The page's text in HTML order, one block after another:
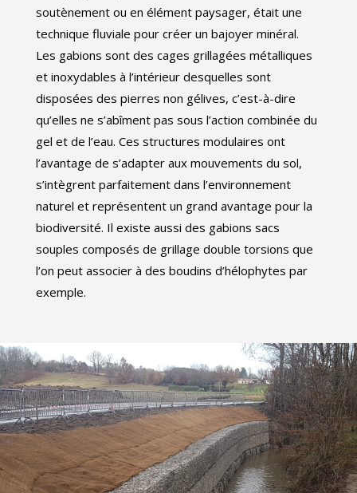
soutènement ou en élément paysager, était une
technique fluviale pour créer un bajoyer minéral.
Les gabions sont des cages grillagées métalliques
et inoxydables à l’intérieur desquelles sont
disposées des pierres non gélives, c’est-à-dire
qu’elles ne s’abîment pas sous l’action combinée du
gel et de l’eau. Ces structures modulaires ont
l’avantage de s’adapter aux mouvements du sol,
s’intègrent parfaitement dans l’environnement
naturel et représentent un grand avantage pour la
biodiversité. Il existe aussi des gabions sacs
souples composés de grillage double torsions que
l’on peut associer à des boudins d’hélophytes par
exemple.